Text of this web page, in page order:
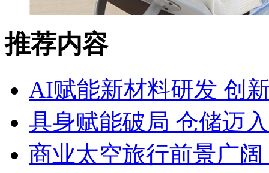
推荐内容
AI赋能新材料研发 创
具身赋能破局 仓储迈
商业太空旅行前景广